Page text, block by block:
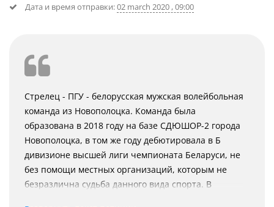
Дата и время отправки:02 march 2020 , 09:00
Стрелец - ПГУ - белорусская мужская волейбольная
команда из Новополоцка. Команда была
образована в 2018 году на базе СДЮШОР-2 города
Новополоцка, в том же году дебютировала в Б
дивизионе высшей лиги чемпионата Беларуси, не
без помощи местных организаций, которым не
безразлична судьба данного вида спорта. В